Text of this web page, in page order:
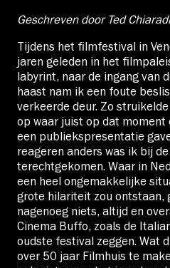
Geschreven door Ted
Tijdens het filmfestival in
jaren geleden in het
labyrint, naar de ingang van
haast nam ik een foute
verkeerde deur. Zo
op waar juist op dat moment
een publiekspresentatie
reageren anders was ik bij
terechtgekomen. Waar in
een heel ongemakkelijke
grote hilariteit zou ontstaan,
nagenoeg niets, altijd en
Cinema Buffo, zoals de
oudste festival zeggen. Wat
over 50 jaar Filmhuis te